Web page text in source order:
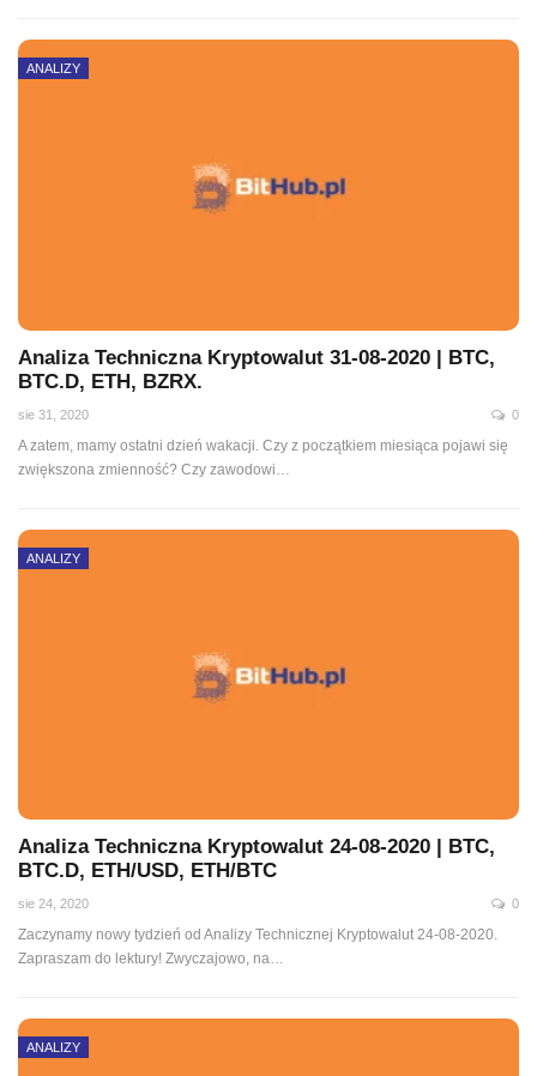
ANALIZY
Analiza Techniczna Kryptowalut 31-08-2020 | BTC,
BTC.D, ETH, BZRX.
sie 31, 2020 0
A zatem, mamy ostatni dzień wakacji. Czy z początkiem miesiąca pojawi się
zwiększona zmienność? Czy zawodowi
ANALIZY
Analiza Techniczna Kryptowalut 24-08-2020 | BTC,
BTC.D, ETH/USD, ETH/BTC
sie 24, 2020 0
Zaczynamy nowy tydzień od Analizy Technicznej Kryptowalut 24-08-2020.
Zapraszam do lektury! Zwyczajowo, na…
ANALIZY